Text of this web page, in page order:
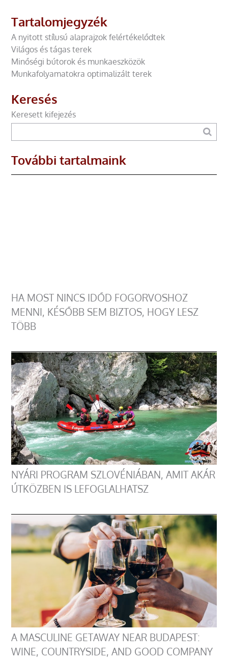
Tartalomjegyzék
A nyitott stílusú alaprajzok felértékelődtek
Világos és tágas terek
Minőségi bútorok és munkaeszközök
Munkafolyamatokra optimalizált terek
Keresés
Keresett kifejezés
További tartalmaink
HA MOST NINCS IDŐD FOGORVOSHOZ
MENNI, KÉSŐBB SEM BIZTOS, HOGY LESZ
TÖBB
NYÁRI PROGRAM SZLOVÉNIÁBAN, AMIT AKÁR
ÚTKÖZBEN IS LEFOGLALHATSZ
A MASCULINE GETAWAY NEAR BUDAPEST:
WINE, COUNTRYSIDE, AND GOOD COMPANY